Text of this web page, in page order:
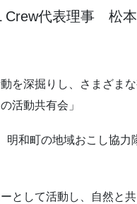
Crew代表理事 松
を深掘りし、さまざま
活動共有会」
和町の地域おこし協力
として活動し、自然と